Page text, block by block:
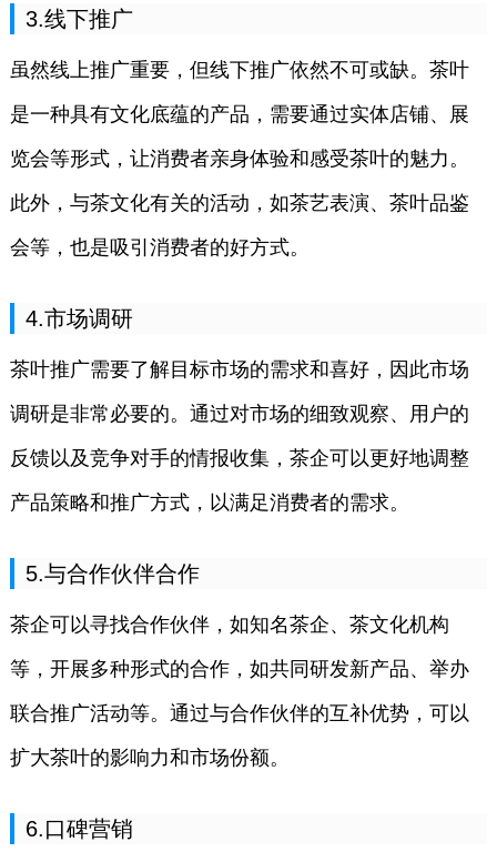
3.线下推广
虽然线上推广重要，但线下推广依然不可或缺。茶叶
是一种具有文化底蕴的产品，需要通过实体店铺、展
览会等形式，让消费者亲身体验和感受茶叶的魅力。
此外，与茶文化有关的活动，如茶艺表演、茶叶品鉴
会等，也是吸引消费者的好方式。
4.市场调研
茶叶推广需要了解目标市场的需求和喜好，因此市场
调研是非常必要的。通过对市场的细致观察、用户的
反馈以及竞争对手的情报收集，茶企可以更好地调整
产品策略和推广方式，以满足消费者的需求。
5.与合作伙伴合作
茶企可以寻找合作伙伴，如知名茶企、茶文化机构
等，开展多种形式的合作，如共同研发新产品、举办
联合推广活动等。通过与合作伙伴的互补优势，可以
扩大茶叶的影响力和市场份额。
6.口碑营销